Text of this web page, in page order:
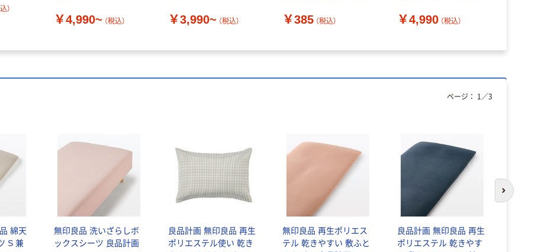
）
￥4,990~ （税込） ￥3,990~ （税込） ￥385 （税込） ￥4,990 （税込）
綿天
S 兼
無印良品 洗いざらしボ
ックスシーツ 良品計画
良品計画 無印良品 再生
ポリエステル使い 乾き
無印良品 再生ポリエス
テル 乾きやすい 敷ふと
良品計画 無印良品 再生
ポリエステル 乾きやす
ページ： 1 ／3
次のスライド